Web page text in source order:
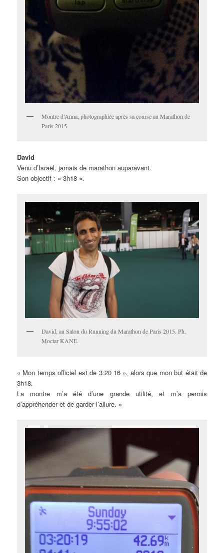
Montre d’Anna, photographiée après sa course au Marathon de
Paris 2015.
David
Venu d’Israël, jamais de marathon auparavant.
Son objectif : « 3h18 ».
David, au Salon du Running du Marathon de Paris 2015. Ph.
Moctar KANE.
« Mon temps officiel est de 3:20 16 », alors que mon but était de
3h18.
La montre m’a été d’une grande utilité, et m’a permis
d’appréhender et de garder l’allure. »